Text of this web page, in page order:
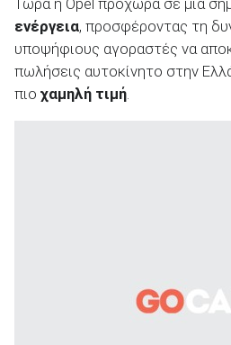
Μεταχειρισμένα
Τώρα η Opel προχωρά σε μία
ενέργεια, προσφέροντας τη
υποψήφιους αγοραστές να
πωλήσεις αυτοκίνητο στην
πιο χαμηλή τιμή.